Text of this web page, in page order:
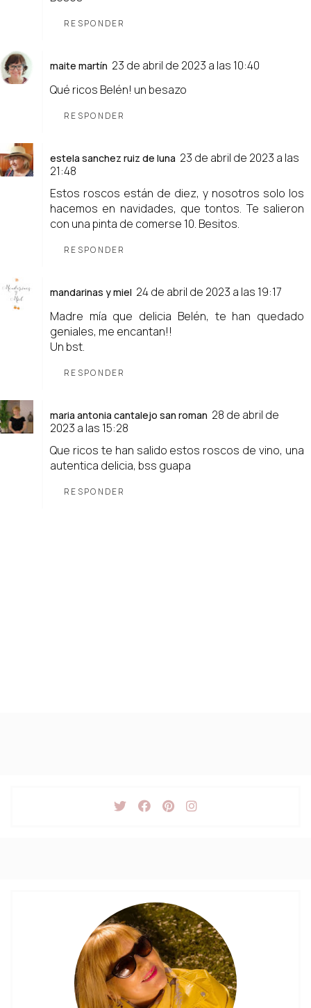
RESPONDER
maite martín 23 de abril de 2023 a las 10:40
Qué ricos Belén! un besazo
RESPONDER
estela sanchez ruiz de luna 23 de abril de 2023 a las
21:48
Estos roscos están de diez, y nosotros solo los
hacemos en navidades, que tontos. Te salieron
con una pinta de comerse 10. Besitos.
RESPONDER
mandarinas y miel 24 de abril de 2023 a las 19:17
Madre mía que delicia Belén, te han quedado
geniales, me encantan!!
Un bst.
RESPONDER
maria antonia cantalejo san roman 28 de abril de
2023 a las 15:28
Que ricos te han salido estos roscos de vino, una
autentica delicia, bss guapa
RESPONDER